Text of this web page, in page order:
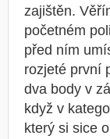
zajištěn.
početném
před ním
rozjeté první
dva body v
když v
který si sice